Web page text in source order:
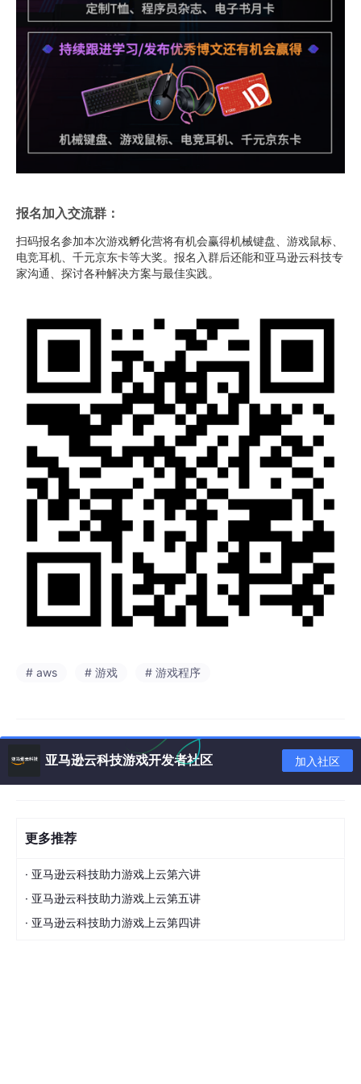
报名加入交流群：
扫码报名参加本次游戏孵化营将有机会赢得机械键盘、游戏鼠标、
电竞耳机、千元京东卡等大奖。报名入群后还能和亚马逊云科技专
家沟通、探讨各种解决方案与最佳实践。
# aws # 游戏 # 游戏程序
亚马逊云科技游戏开发者社区 加入社区
更多推荐
· 亚马逊云科技助力游戏上云第六讲
· 亚马逊云科技助力游戏上云第五讲
· 亚马逊云科技助力游戏上云第四讲